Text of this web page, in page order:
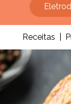
Receitas